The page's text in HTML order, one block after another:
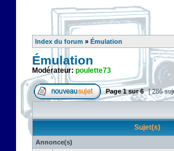
Index du forum » Émulation
Émulation
Modérateur: poulette73
Page1sur6 [ 286
Sujet(s)
Annonce(s)